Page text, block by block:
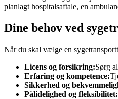
planlagt hospitalsaftale, en
Dine behov ved
Når du skal vælge en
Licens og forsikring:Sørg
Erfaring og kompetence:
Sikkerhed og
Pålidelighed og fleksibilitet: